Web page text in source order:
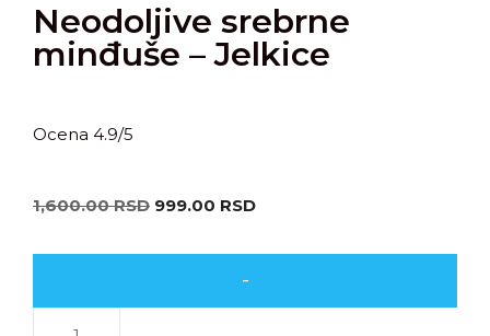
Neodoljive srebrne
minđuše – Jelkice
Ocena 4.9/5
1,600.00RSD 999.00 RSD
-